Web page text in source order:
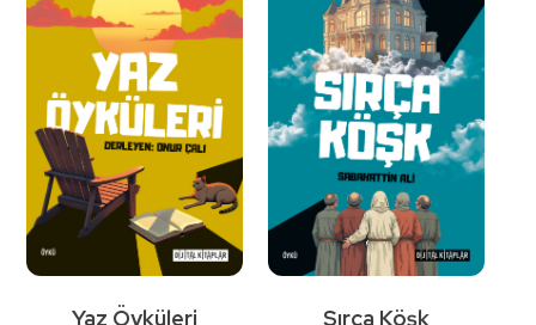
Yaz Öyküleri Sırça Köşk